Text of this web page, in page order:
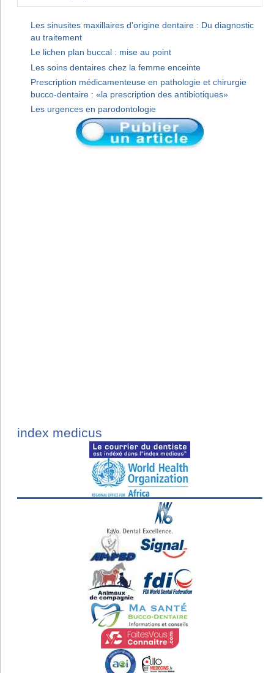
Les sinusites maxillaires d'origine dentaire : Du diagnostic
au traitement
Le lichen plan buccal : mise au point
Les soins dentaires chez la femme enceinte
Prescription médicamenteuse en pathologie et chirurgie
bucco-dentaire : «la prescription des antibiotiques»
Les urgences en parodontologie
index medicus